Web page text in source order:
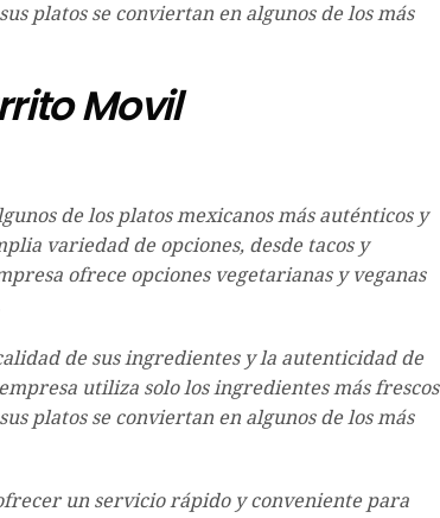
platos se conviertan en algunos de los más
Movil
de los platos mexicanos más auténticos y
variedad de opciones, desde tacos y
ofrece opciones vegetarianas y veganas
de sus ingredientes y la autenticidad de
utiliza solo los ingredientes más frescos
platos se conviertan en algunos de los más
un servicio rápido y conveniente para